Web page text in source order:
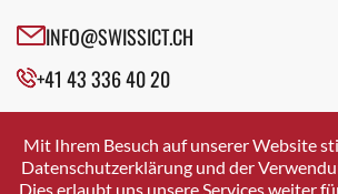
Crissier
Davos Platz
Dierikon
Dietikon
INFO@SWISSICT.CH
+41 43 336 40 20
SWISSICT
VULKANSTRASSE 120
8048 ZURICH
Mit Ihrem Besuch auf unserer Website
Datenschutzerklärung und der
Dies erlaubt uns unsere Services weiter